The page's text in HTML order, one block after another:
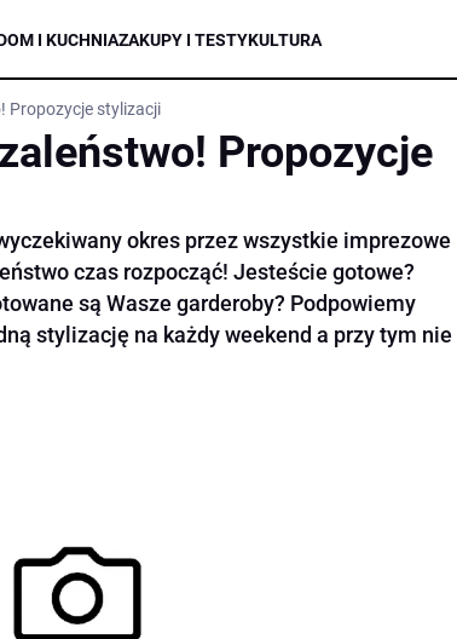
I KUCHNIAZAKUPY I TESTYKULTURA
Propozycje stylizacji
Propozycje
okres przez wszystkie imprezowe
czas rozpocząć! Jesteście gotowe?
są Wasze garderoby? Podpowiemy
stylizację na każdy weekend a przy tym nie